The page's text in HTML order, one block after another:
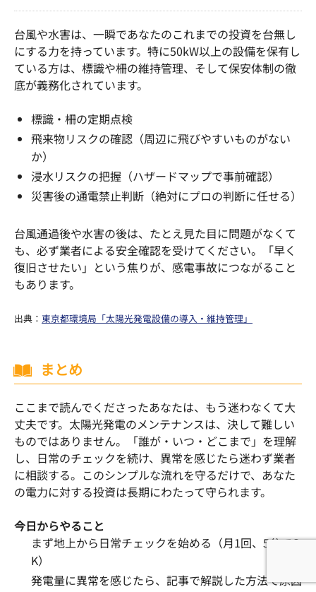
台風や水害は、一瞬であなたのこれまでの投資を台無し
にする力を持っています。特に50kW以上の設備を保有し
ている方は、標識や柵の維持管理、そして保安体制の徹
底が義務化されています。
標識・柵の定期点検
飛来物リスクの確認（周辺に飛びやすいものがない
か）
浸水リスクの把握（ハザードマップで事前確認）
災害後の通電禁止判断（絶対にプロの判断に任せる）
台風通過後や水害の後は、たとえ見た目に問題がなくて
も、必ず業者による安全確認を受けてください。「早く
復旧させたい」という焦りが、感電事故につながること
もあります。
出典： 東京都環境局「太陽光発電設備の導入・維持管理」
まとめ
ここまで読んでくださったあなたは、もう迷わなくて大
丈夫です。太陽光発電のメンテナンスは、決して難しい
ものではありません。「誰が・いつ・どこまで」を理解
し、日常のチェックを続け、異常を感じたら迷わず業者
に相談する。このシンプルな流れを守るだけで、あなた
の電力に対する投資は長期にわたって守られます。
今日からやること
まず地上から日常チェックを始める（月1回、5分でO
K）
発電量に異常を感じたら、記事で解説した方法で原因